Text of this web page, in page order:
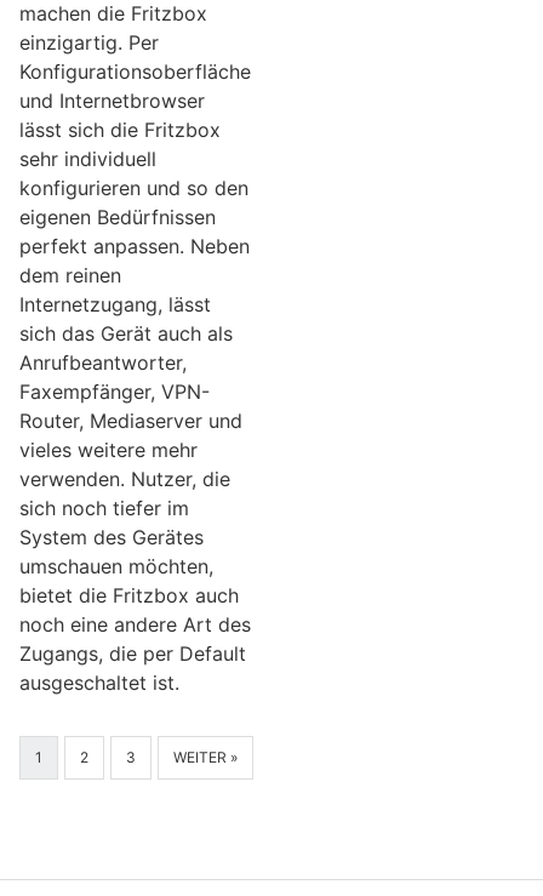
machen die Fritzbox
einzigartig. Per
Konfigurationsoberfläche
und Internetbrowser
lässt sich die Fritzbox
sehr individuell
konfigurieren und so den
eigenen Bedürfnissen
perfekt anpassen. Neben
dem reinen
Internetzugang, lässt
sich das Gerät auch als
Anrufbeantworter,
Faxempfänger, VPN-
Router, Mediaserver und
vieles weitere mehr
verwenden. Nutzer, die
sich noch tiefer im
System des Gerätes
umschauen möchten,
bietet die Fritzbox auch
noch eine andere Art des
Zugangs, die per Default
ausgeschaltet ist.
1 2 3 WEITER »